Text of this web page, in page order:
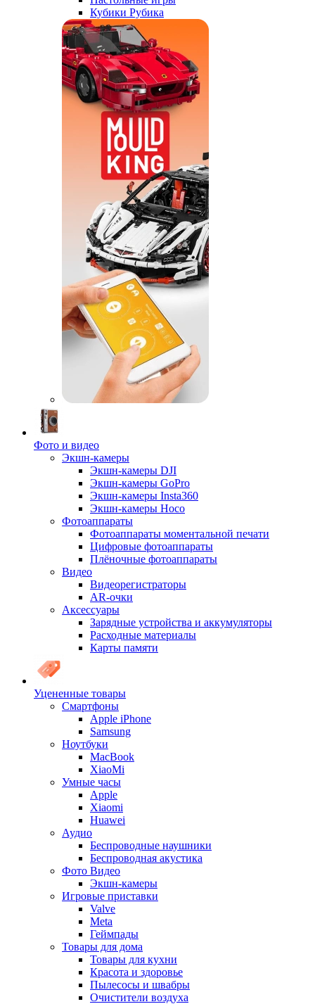
Кубики Рубика
Фото и видео
Экшн-камеры
Экшн-камеры DJI
Экшн-камеры GoPro
Экшн-камеры Insta360
Экшн-камеры Hoco
Фотоаппараты
Фотоаппараты моментальной печати
Цифровые фотоаппараты
Плёночные фотоаппараты
Видео
Видеорегистраторы
AR-очки
Аксессуары
Зарядные устройства и аккумуляторы
Расходные материалы
Карты памяти
Уцененные товары
Cмартфоны
Apple iPhone
Samsung
Ноутбуки
MacBook
XiaoMi
Умные часы
Apple
Xiaomi
Huawei
Аудио
Беспроводные наушники
Беспроводная акустика
Фото Видео
Экшн-камеры
Игровые приставки
Valve
Meta
Геймпады
Товары для дома
Товары для кухни
Красота и здоровье
Пылесосы и швабры
Очистители воздуха